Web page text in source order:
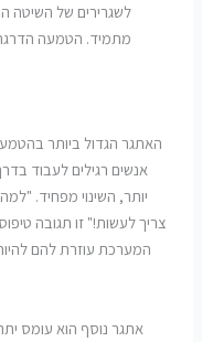
לשגרירים של השיטה
מתמיד. הטמעה
האתגר הגדול ביותר
אנשים רגילים לעבוד
יותר, השינוי מפחיד.
צריך לעשות!" זו תגובה
המערכת עוזרת להם
אתגר נוסף הוא עומס